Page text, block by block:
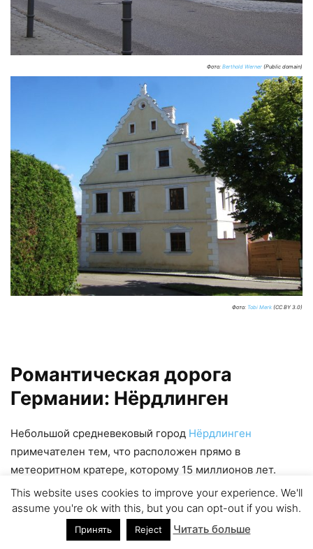
Фото: Berthold Werner (Public domain)
Фото: Tobi Merk (CC BY 3.0)
Романтическая дорога
Германии: Нёрдлинген
Небольшой средневековый город Нёрдлинген
примечателен тем, что расположен прямо в
метеоритном кратере, которому 15 миллионов лет.
Также город знаменит тем, что в нем сохранилась
неповрежденной древняя крепостная стена. Одна из
знаковых местных достопримечательностей — церковь
Святого Георгия и башня Даниэль.
This website uses cookies to improve your experience. We'll
assume you're ok with this, but you can opt-out if you wish.
Принять Reject Читать больше